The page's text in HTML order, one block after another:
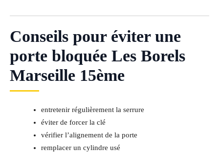
Conseils pour éviter une
porte bloquée Les Borels
Marseille 15ème
entretenir régulièrement la serrure
éviter de forcer la clé
vérifier l’alignement de la porte
remplacer un cylindre usé